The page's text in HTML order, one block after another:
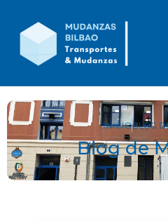
INICIOBLOG
Blog de